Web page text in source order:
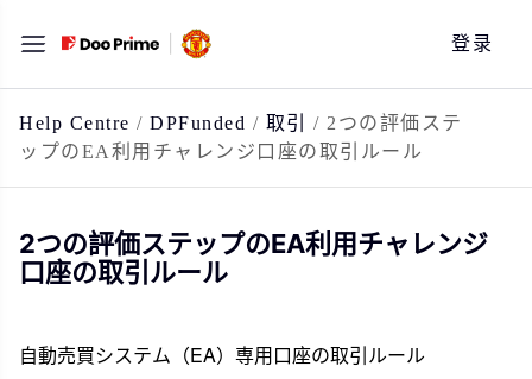
至
内
容
登录
Help Centre / DPFunded / 取引 / 2つの評価ステ
ップのEA利用チャレンジ口座の取引ルール
2つの評価ステップのEA利用チャレンジ
口座の取引ルール
自動売買システム（EA）専用口座の取引ルール